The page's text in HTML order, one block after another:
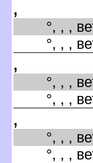
,
°, , ,
°, , ,
,
°, , ,
°, , ,
,
°, , ,
°, , ,